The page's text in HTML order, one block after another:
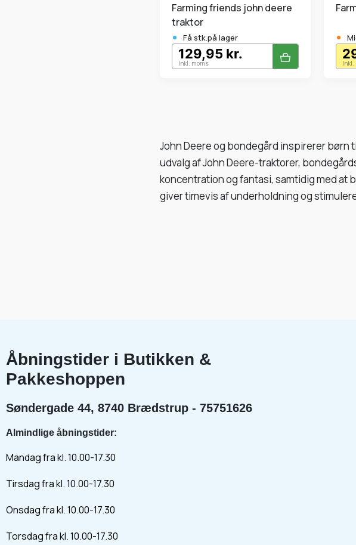
Farming friends john deere
traktor
• Få stk.på lager
129,95 kr.
Inkl. moms
•
Inkl.
John Deere og bondegård inspirerer børn
udvalg af John Deere-traktorer,
koncentration og fantasi, samtidig med at
giver timevis af underholdning og
Åbningstider i Butikken &
Pakkeshoppen
Søndergade 44, 8740 Brædstrup - 75751626
Almindlige åbningstider:
Mandag fra kl. 10.00-17.30
Tirsdag fra kl. 10.00-17.30
Onsdag fra kl. 10.00-17.30
Torsdag fra kl. 10.00-17.30